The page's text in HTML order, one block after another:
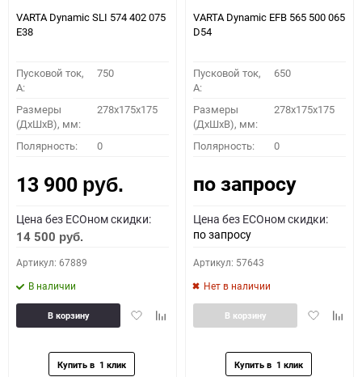
VARTA Dynamic SLI 574 402 075
E38
Пусковой ток,
A:
750
Размеры
(ДхШхВ), мм:
278x175x175
Полярность: 0
13 900 руб.
Цена без ECOном скидки:
14 500 руб.
Артикул: 67889
В наличии
ДобавитьДобавить
В корзину
VARTA Dynamic EFB 565 500 065
D54
Пусковой ток,
A:
650
Размеры
(ДхШхВ), мм:
278x175x175
Полярность: 0
по запросу
Цена без ECOном скидки:
по запросу
Артикул: 57643
Нет в наличии
Добавить
В корзину